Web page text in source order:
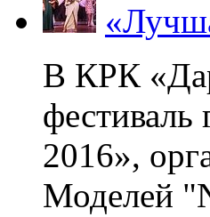
В КРК
2016»,
Моделей